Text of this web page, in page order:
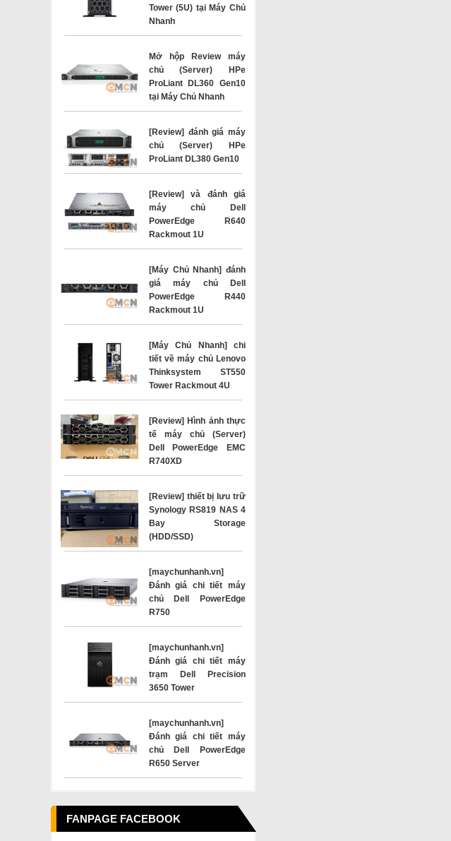
Tower (5U) tại Máy Chủ
Nhanh
Mở hộp Review máy
chủ (Server) HPe
ProLiant DL360 Gen10
tại Máy Chủ Nhanh
[Review] đánh giá máy
chủ (Server) HPe
ProLiant DL380 Gen10
[Review] và đánh giá
máy chủ Dell
PowerEdge R640
Rackmout 1U
[Máy Chủ Nhanh] đánh
giá máy chủ Dell
PowerEdge R440
Rackmout 1U
[Máy Chủ Nhanh] chi
tiết về máy chủ Lenovo
Thinksystem ST550
Tower Rackmout 4U
[Review] Hình ảnh thực
tế máy chủ (Server)
Dell PowerEdge EMC
R740XD
[Review] thiết bị lưu trữ
Synology RS819 NAS 4
Bay Storage
(HDD/SSD)
[maychunhanh.vn]
Đánh giá chi tiết máy
chủ Dell PowerEdge
R750
[maychunhanh.vn]
Đánh giá chi tiết máy
trạm Dell Precision
3650 Tower
[maychunhanh.vn]
Đánh giá chi tiết máy
chủ Dell PowerEdge
R650 Server
FANPAGE FACEBOOK